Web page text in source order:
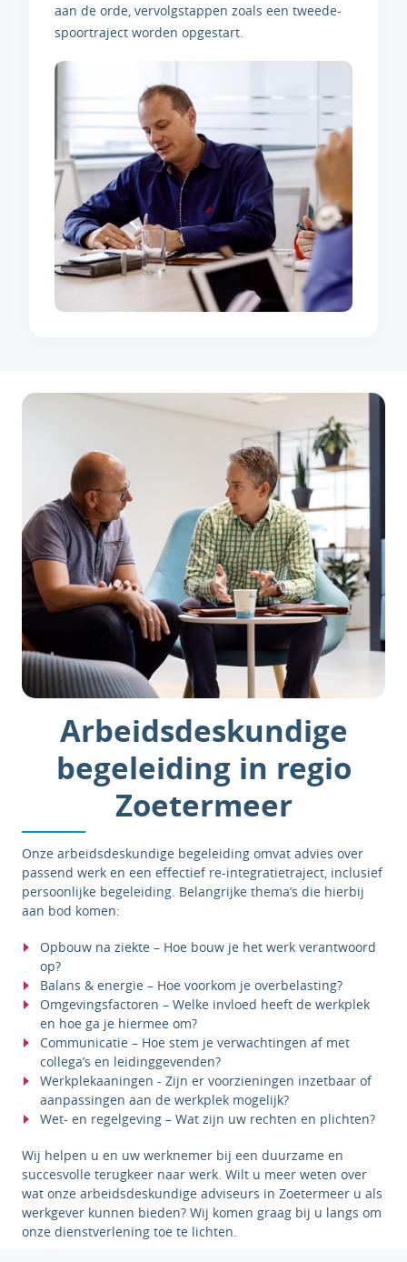
aan de orde, vervolgstappen zoals een tweede-
spoortraject worden opgestart.
Arbeidsdeskundige
begeleiding in regio
Zoetermeer
Onze arbeidsdeskundige begeleiding omvat advies over
passend werk en een effectief re-integratietraject, inclusief
persoonlijke begeleiding. Belangrijke thema’s die hierbij
aan bod komen:
Opbouw na ziekte – Hoe bouw je het werk verantwoord
op?
Balans & energie – Hoe voorkom je overbelasting?
Omgevingsfactoren – Welke invloed heeft de werkplek
en hoe ga je hiermee om?
Communicatie – Hoe stem je verwachtingen af met
collega’s en leidinggevenden?
Werkplekaaningen - Zijn er voorzieningen inzetbaar of
aanpassingen aan de werkplek mogelijk?
Wet- en regelgeving – Wat zijn uw rechten en plichten?
Wij helpen u en uw werknemer bij een duurzame en
succesvolle terugkeer naar werk. Wilt u meer weten over
wat onze arbeidsdeskundige adviseurs in Zoetermeer u als
werkgever kunnen bieden? Wij komen graag bij u langs om
onze dienstverlening toe te lichten.